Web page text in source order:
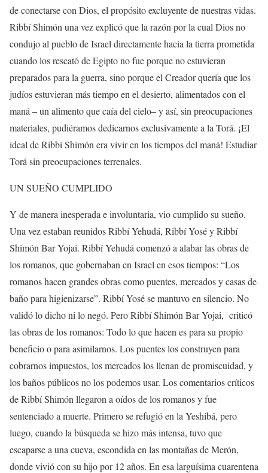
de conectarse con Dios, el propósito excluyente de nuestras vidas.
Ribbí Shimón una vez explicó que la razón por la cual Dios no
condujo al pueblo de Israel directamente hacia la tierra prometida
cuando los rescató de Egipto no fue porque no estuvieran
preparados para la guerra, sino porque el Creador quería que los
judíos estuvieran más tiempo en el desierto, alimentados con el
maná – un alimento que caía del cielo– y así, sin preocupaciones
materiales, pudiéramos dedicarnos exclusivamente a la Torá. ¡El
ideal de Ribbí Shimón era vivir en los tiempos del maná! Estudiar
Torá sin preocupaciones terrenales.
UN SUEÑO CUMPLIDO
Y de manera inesperada e involuntaria, vio cumplido su sueño.
Una vez estaban reunidos Ribbí Yehudá, Ribbí Yosé y Ribbí
Shimón Bar Yojai. Ribbí Yehudá comenzó a alabar las obras de
los romanos, que gobernaban en Israel en esos tiempos: “Los
romanos hacen grandes obras como puentes, mercados y casas de
baño para higienizarse”. Ribbí Yosé se mantuvo en silencio. No
validó lo dicho ni lo negó. Pero Ribbí Shimón Bar Yojai, criticó
las obras de los romanos: Todo lo que hacen es para su propio
beneficio o para asimilarnos. Los puentes los construyen para
cobrarnos impuestos, los mercados los llenan de promiscuidad, y
los baños públicos no los podemos usar. Los comentarios críticos
de Ribbí Shimón llegaron a oídos de los romanos y fue
sentenciado a muerte. Primero se refugió en la Yeshibá, pero
luego, cuando la búsqueda se hizo más intensa, tuvo que
escaparse a una cueva, escondida en las montañas de Merón,
donde vivió con su hijo por 12 años. En esa larguísima cuarentena